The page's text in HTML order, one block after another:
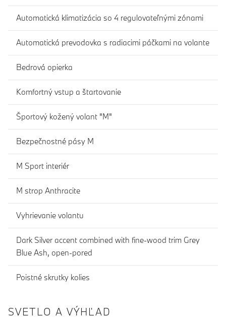
Automatická klimatizácia so 4 regulovateľnými zónami
Automatická prevodovka s radiacimi páčkami na volante
Bedrová opierka
Komfortný vstup a štartovanie
Športový kožený volant "M"
Bezpečnostné pásy M
M Sport interiér
M strop Anthracite
Vyhrievanie volantu
Dark Silver accent combined with fine-wood trim Grey
Blue Ash, open-pored
Poistné skrutky kolies
SVETLO A VÝHĽAD